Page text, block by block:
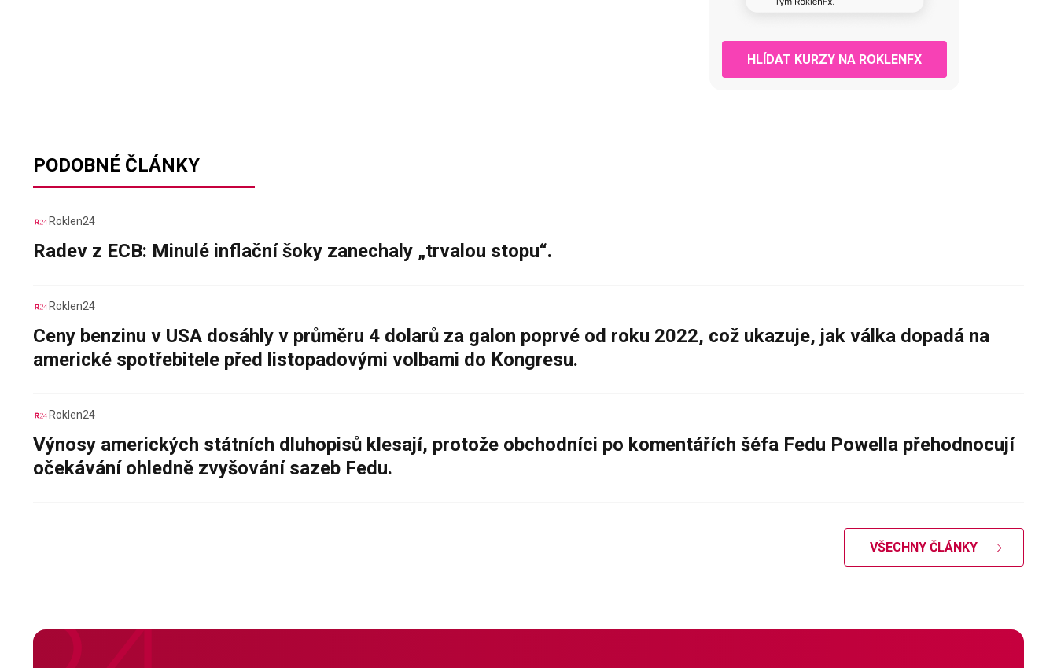
HLÍDAT KURZY NA ROKLENFX
PODOBNÉ ČLÁNKY
Roklen24
Radev z ECB: Minulé inflační šoky zanechaly „trvalou stopu“.
Roklen24
Ceny benzinu v USA dosáhly v průměru 4 dolarů za galon poprvé od roku 2022, což ukazuje, jak válka dopadá na
americké spotřebitele před listopadovými volbami do Kongresu.
Roklen24
Výnosy amerických státních dluhopisů klesají, protože obchodníci po komentářích šéfa Fedu Powella přehodnocují
očekávání ohledně zvyšování sazeb Fedu.
VŠECHNY ČLÁNKY